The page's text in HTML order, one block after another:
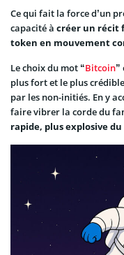
Ce qui fait la force d’un
capacité à créer un récit
token en mouvement
Le choix du mot “Bitcoin”
plus fort et le plus
par les non-initiés. En y
faire vibrer la corde du
rapide, plus explosive